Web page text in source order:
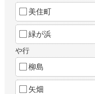
美住町
緑が浜
や行
柳島
矢畑